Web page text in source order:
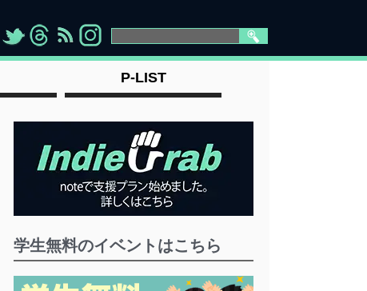
"> "> "> " >
P-LIST
学生無料のイベントはこちら